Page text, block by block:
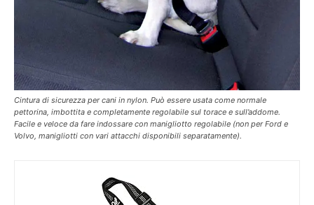
Cintura di sicurezza per cani in nylon. Può essere usata come normale
pettorina, imbottita e completamente regolabile sul torace e sull’addome.
Facile e veloce da fare indossare con manigliotto regolabile (non per Ford e
Volvo, manigliotti con vari attacchi disponibili separatamente).